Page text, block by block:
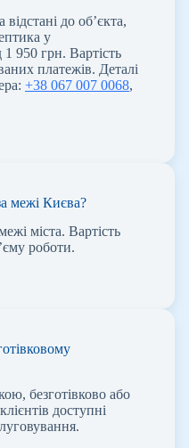
до об’єкта,
у
950 грн. Вартість
платежів. Деталі
+38 067 007 0068,
межі Києва?
міста. Вартість
роботи.
безготівково або
доступні